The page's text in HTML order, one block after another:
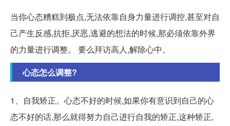
当你心态糟糕到极点,无法依靠自身力量进行调控,甚至对自
己产生反感,抗拒,厌恶,逃避的想法的时候,那必须依靠外界
的力量进行调整。 要么拜访高人,解除心中。
心态怎么调整?
1、自我矫正。心态不好的时候,如果你有意识到自己的心
态不好的话,那么就得努力自己进行自我的矫正,这种矫正,